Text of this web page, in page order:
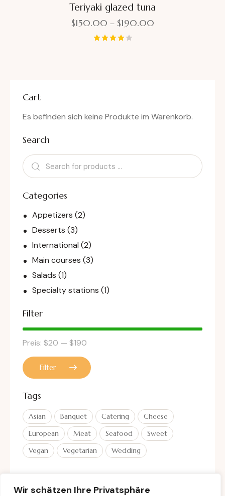
Wir schätzen Ihre Privatsphäre
Teriyaki glazed tuna
$150.00 – $190.00
Cart
Es befinden sich keine Produkte im Warenkorb.
Search
Categories
Appetizers (2)
Desserts (3)
International (2)
Main courses (3)
Salads (1)
Specialty stations (1)
Filter
Filter
Preis: $20 — $190
Tags
Asian Banquet Catering
Cheese
European
Meat Seafood
Sweet
Vegan
Vegetarian Wedding